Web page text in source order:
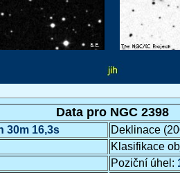
Data pro NGC 2398
30m 16,3s Deklinace
Klasifikace
Poziční úhel: